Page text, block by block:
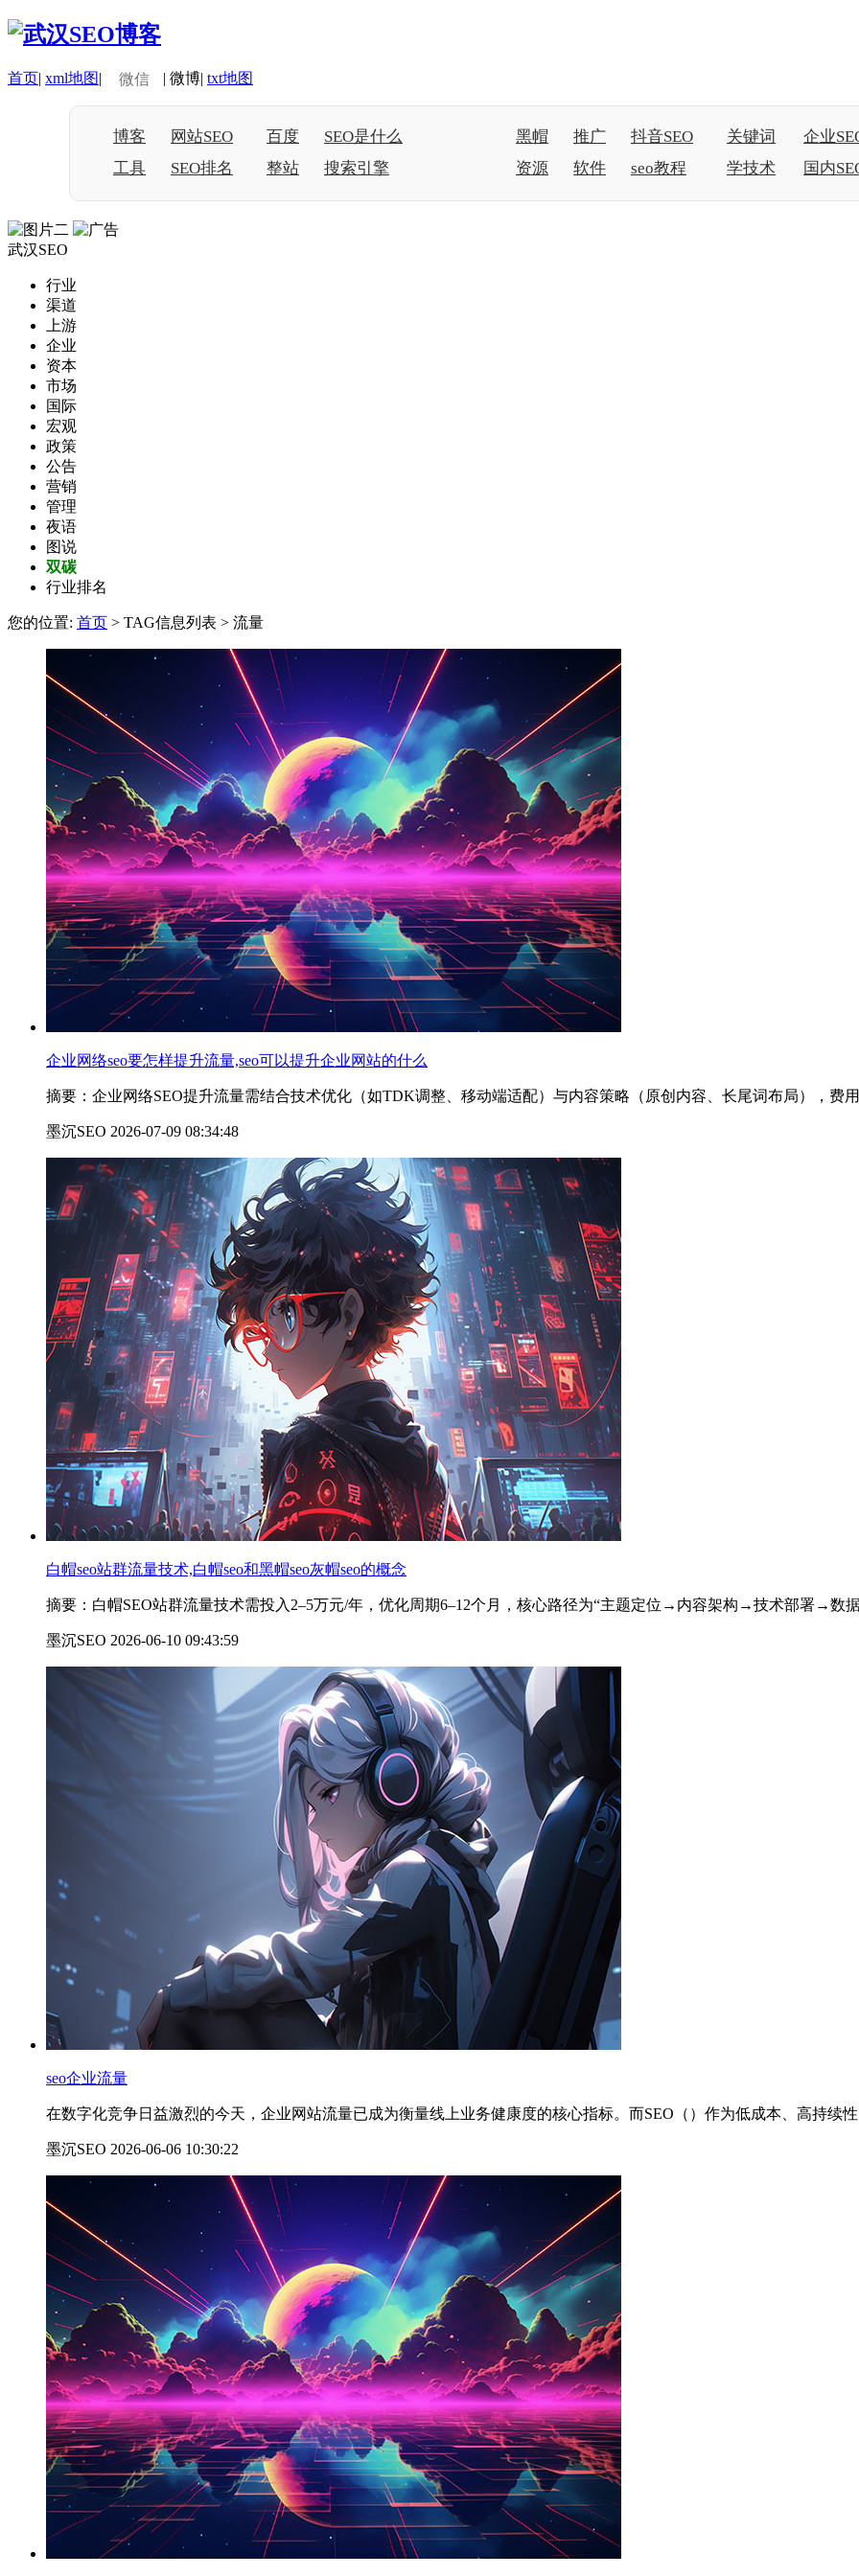
首页| xml地图| 微信 | 微博| txt地图
博客 网站SEO 百度
SEO是什么
工具
SEO排名 整站 搜索引擎
黑帽 推广 抖音SEO 关键词
企业
资源
软件 seo教程 学技术 国内
武汉SEO
行业
渠道
上游
企业
资本
市场
国际
宏观
政策
公告
营销
管理
夜语
图说
双碳
行业排名
您的位置: 首页 > TAG信息列表 > 流量
企业网络seo要怎样提升流量,seo可以提升企业网站的什么
摘要：企业网络SEO提升流量需结合技术优化（如TDK调整、移动端适配）与内容策略（原创内容、长尾词布局），费
墨沉SEO 2026-07-09 08:34:48
白帽seo站群流量技术,白帽seo和黑帽seo灰帽seo的概念
摘要：白帽SEO站群流量技术需投入2–5万元/年，优化周期6–12个月，核心路径为“主题定位→内容架构→技术部署→数
墨沉SEO 2026-06-10 09:43:59
seo企业流量
在数字化竞争日益激烈的今天，企业网站流量已成为衡量线上业务健康度的核心指标。而SEO（）作为低成本、高持续
墨沉SEO 2026-06-06 10:30:22